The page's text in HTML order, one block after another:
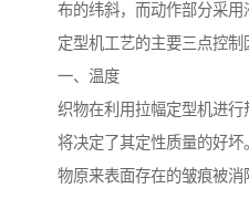
布的纬斜，而动作部分采用
定型机工艺的主要三点控制
一、温度
织物在利用拉幅定型机进
将决定了其定性质量的好
物原来表面存在的皱痕被